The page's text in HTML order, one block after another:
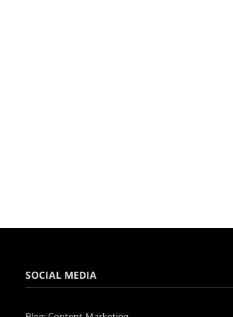
SOCIAL MEDIA